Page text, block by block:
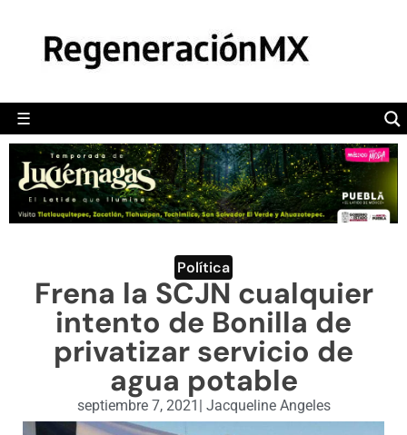
☰
POLÍTICA
CAMALEÓN
OPINIÓN
DEPORTES
ENGLISH SECTION
VIDEOS
Política
Frena la SCJN cualquier
intento de Bonilla de
privatizar servicio de
agua potable
septiembre 7, 2021 | Jacqueline Angeles